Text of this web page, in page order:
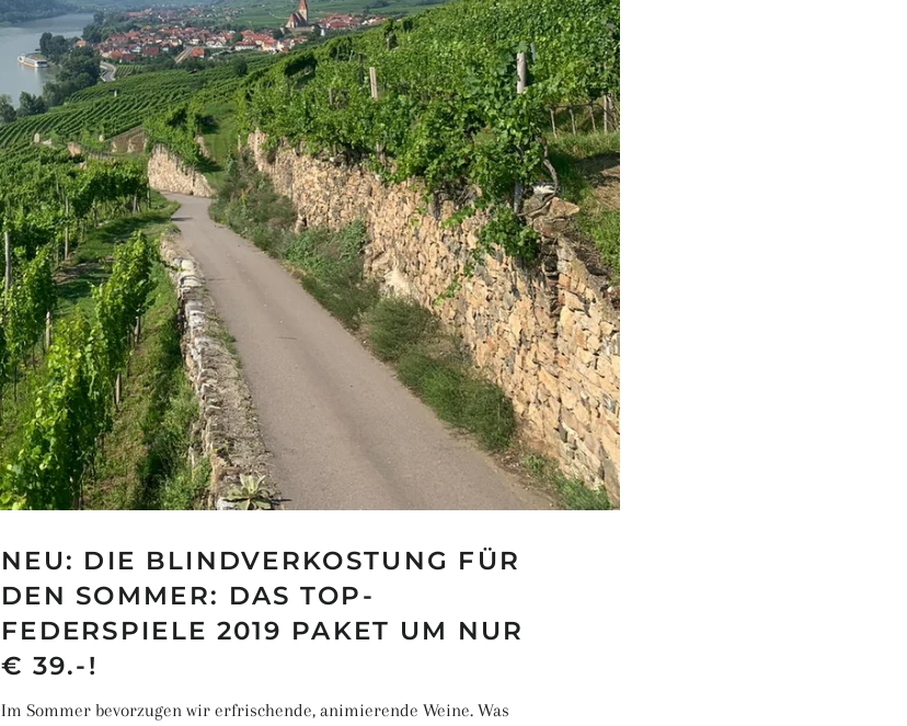
NEU: DIE BLINDVERKOSTUNG FÜR
DEN SOMMER: DAS TOP-
FEDERSPIELE 2019 PAKET UM NUR
€ 39.-!
Im Sommer bevorzugen wir erfrischende, animierende Weine. Was